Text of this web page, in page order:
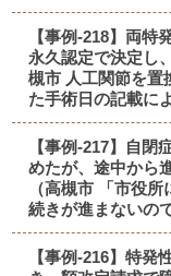
【事例-218】両特
永久認定で決定し
槻市 人工関節を置
た手術日の記載に
【事例-217】自閉
めたが、途中から
（高槻市 「市役
続きが進まないの
【事例-216】特発